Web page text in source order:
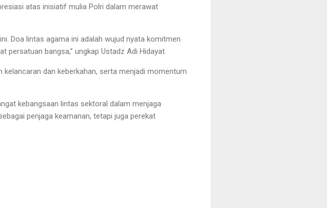
atas inisiatif mulia Polri dalam merawat
Doa lintas agama ini adalah wujud nyata komitmen
persatuan bangsa,” ungkap Ustadz Adi Hidayat.
kelancaran dan keberkahan, serta menjadi momentum
kebangsaan lintas sektoral dalam menjaga
penjaga keamanan, tetapi juga perekat